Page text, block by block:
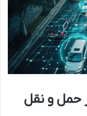
و نقل